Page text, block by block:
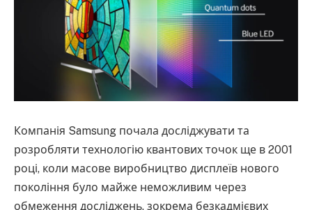
Компанія Samsung почала досліджувати та
розробляти технологію квантових точок ще в 2001
році, коли масове виробництво дисплеїв нового
покоління було майже неможливим через
обмеження досліджень, зокрема безкадмієвих